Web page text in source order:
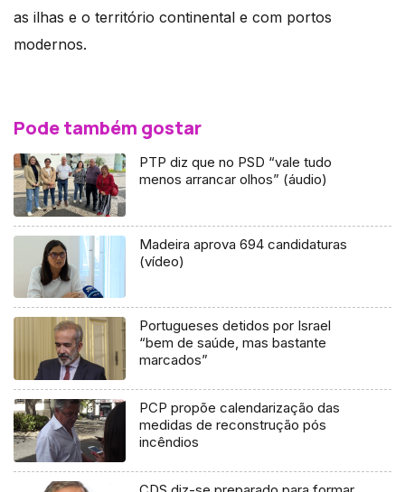
as ilhas e o território continental e com portos
modernos.
Pode também gostar
PTP diz que no PSD “vale tudo
menos arrancar olhos” (áudio)
Madeira aprova 694 candidaturas
(vídeo)
Portugueses detidos por Israel
“bem de saúde, mas bastante
marcados”
PCP propõe calendarização das
medidas de reconstrução pós
incêndios